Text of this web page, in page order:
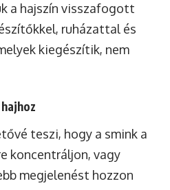
a hajszín visszafogott
ruházattal és
kiegészítik, nem
teszi, hogy a smink a
koncentráljon, vagy
megjelenést hozzon